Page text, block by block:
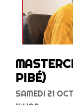
PIBÉ)
SAMEDI 21